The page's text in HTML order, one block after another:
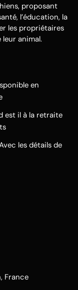
proposant
l’éducation, la
les propriétaires
animal.
en
est il à la retraite
les détails de
France